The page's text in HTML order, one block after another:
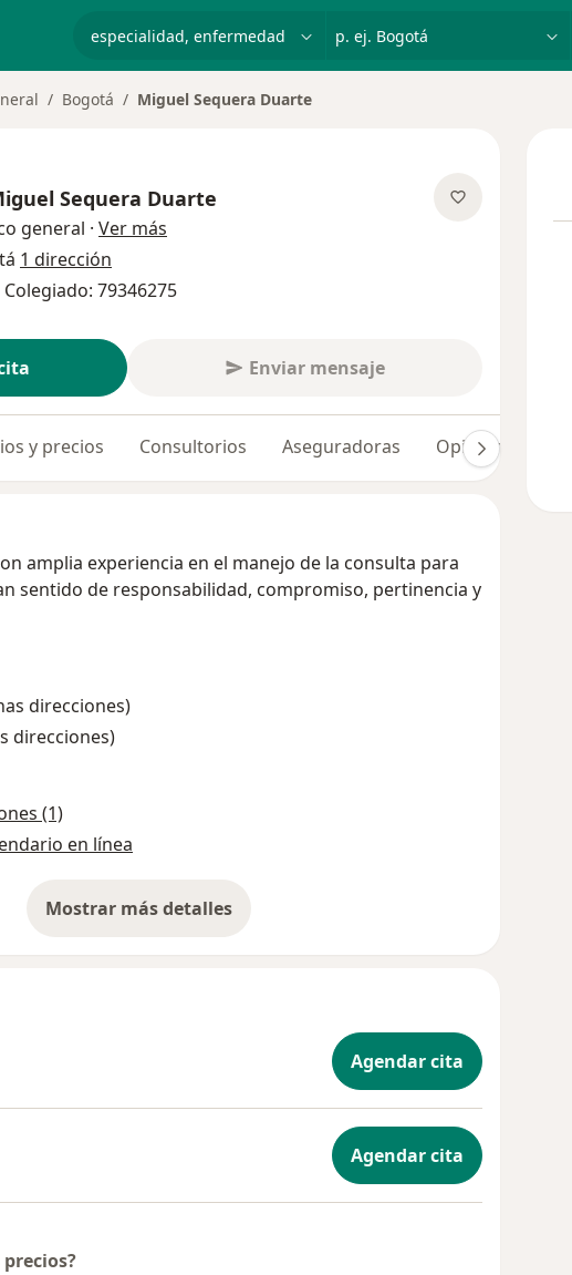
p. ej. Bogotá
Bogotá Miguel Sequera Duarte
Sequera Duarte
general · Ver más
1 dirección
79346275
Enviar mensaje
y precios Consultorios Aseguradoras Opiniones
amplia experiencia en el manejo de la consulta para
sentido de responsabilidad, compromiso, pertinencia y
direcciones)
direcciones)
(1)
en línea
Mostrar más detalles
sobre la experiencia
Agendar cita
Agendar cita